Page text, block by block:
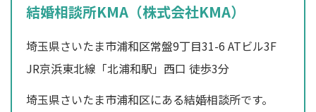
結婚相談所KMA（株式会社KMA）
埼玉県さいたま市浦和区常盤9丁目31-6 ATビル3F
JR京浜東北線「北浦和駅」西口 徒歩3分
埼玉県さいたま市浦和区にある結婚相談所です。